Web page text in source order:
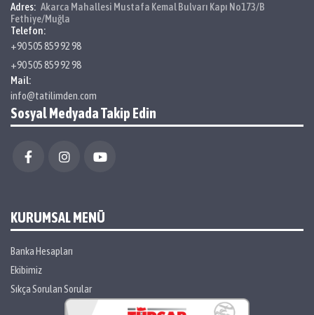
Adres: Akarca Mahallesi Mustafa Kemal Bulvarı Kapı No173/B
Fethiye/Muğla
Telefon:
+90 505 859 92 98
+90 505 859 92 98
Mail:
info@tatilimden.com
Sosyal Medyada Takip Edin
KURUMSAL MENÜ
Banka Hesapları
Ekibimiz
Sıkça Sorulan Sorular